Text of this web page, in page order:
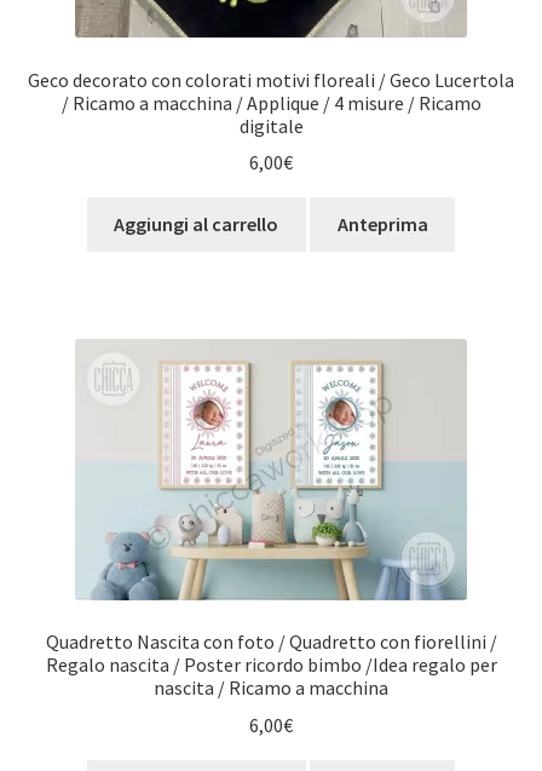
Geco decorato con colorati motivi floreali / Geco Lucertola
/ Ricamo a macchina / Applique / 4 misure / Ricamo
digitale
6,00€
Aggiungi al carrello Anteprima
Quadretto Nascita con foto / Quadretto con fiorellini /
Regalo nascita / Poster ricordo bimbo /Idea regalo per
nascita / Ricamo a macchina
6,00€